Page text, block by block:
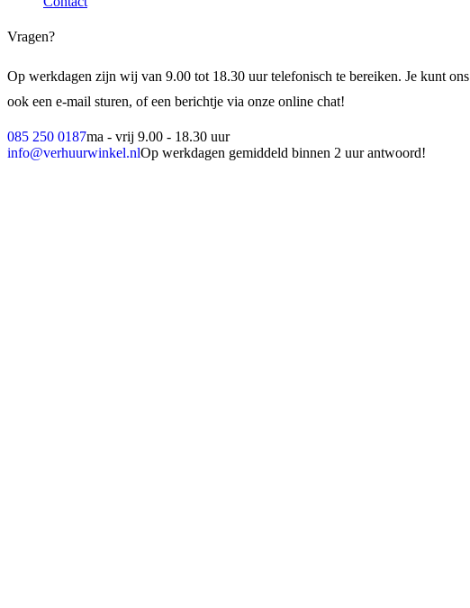
Vragen?
Op werkdagen zijn wij van 9.00 tot 18.30 uur telefonisch te bereiken. Je kunt ons
ook een e-mail sturen, of een berichtje via onze online chat!
085 250 0187ma - vrij 9.00 - 18.30 uur
info@verhuurwinkel.nlOp werkdagen gemiddeld binnen 2 uur antwoord!